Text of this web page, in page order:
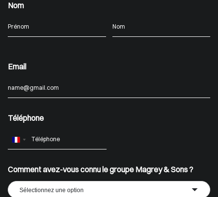
Nom
Email
Téléphone
France
Comment avez-vous connu le groupe Magrey & Sons ?
Sélectionnez une option